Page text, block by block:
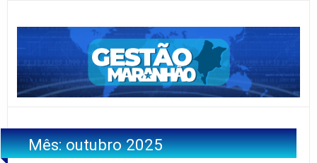
Mês:outubro 2025